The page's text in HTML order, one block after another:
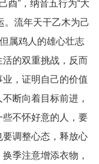
”，纳音五行为“大
。流年天干乙木为己
属鸡人的雄心壮志
的双重挑战，反而
，证明自己的价值
断向着目标前进，
不怀好意的人，要
调整心态，释放心
季注意增添衣物，